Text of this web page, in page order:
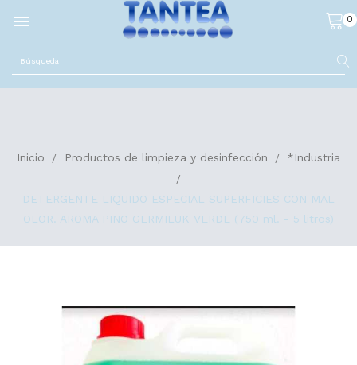
 0
Inicio Productos de limpieza y desinfección *Industria
DETERGENTE LIQUIDO ESPECIAL SUPERFICIES CON MAL
OLOR. AROMA PINO GERMILUK VERDE (750 ml. - 5 litros)